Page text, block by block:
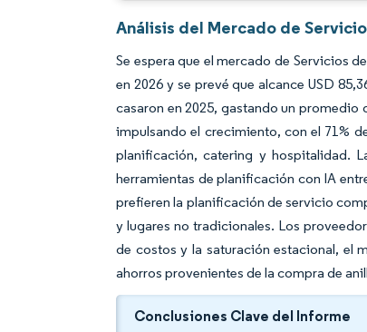
Análisis del Mercado de
Se espera que el mercado de Servicios
en 2026 y se prevé que alcance USD
casaron en 2025, gastando un promedio
impulsando el crecimiento, con el 71%
planificación, catering y hospitalidad.
herramientas de planificación con IA
prefieren la planificación de servicio
y lugares no tradicionales. Los
de costos y la saturación estacional, el
ahorros provenientes de la compra de
Conclusiones Clave del Informe